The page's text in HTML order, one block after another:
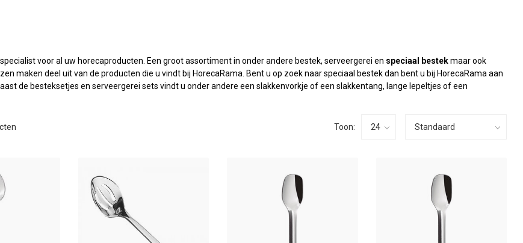
voor al uw horecaproducten. Een groot assortiment in onder andere bestek, serveergerei en speciaal bestekmaar ook
maken deel uit van de producten die u vindt bij HorecaRama. Bent u op zoek naar speciaal bestek dan bent u bij HorecaRama aan
de besteksetjes en serveergerei sets vindt u onder andere een slakkenvorkje of een slakkentang, lange lepeltjes of een
Toon: